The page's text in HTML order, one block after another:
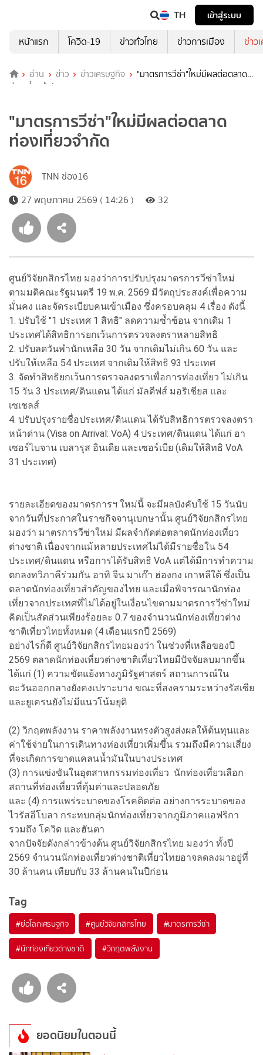
TH
เข้าสู่ระบบ
หน้าแรก
โควิด-19 ข่าวทั่วไทย ข่าวการเมือง ข่าว
อ่าน ข่าว ข่าวเศรษฐกิจ
"มาตรการวีซ่า"ใหม่มีผลต่อตลาด
ท่องเที่ยวจำกัด
"มาตรการวีซ่า"ใหม่มีผลต่อตลาด
ท่องเที่ยวจำกัด
TNN ช่อง16
27 พฤษภาคม 2569 ( 14:26 )
32
ศูนย์วิจัยกสิกรไทย มองว่าการปรับปรุงมาตรการวีซ่าใหม่
ตามมติคณะรัฐมนตรี 19 พ.ค. 2569 มีวัตถุประสงค์เพื่อความ
มั่นคง และจัดระเบียบคนเข้าเมือง ซึ่งครอบคลุม 4 เรื่อง ดังนี้
1. ปรับใช้ "1 ประเทศ 1 สิทธิ" ลดความซ้ำซ้อน จากเดิม 1
ประเทศได้สิทธิการยกเว้นการตรวจลงตราหลายสิทธิ
2. ปรับลดวันพำนักเหลือ 30 วัน จากเดิมไม่เกิน 60 วัน และ
ปรับให้เหลือ 54 ประเทศ จากเดิมให้สิทธิ 93 ประเทศ
3. จัดทำสิทธิยกเว้นการตรวจลงตราเพื่อการท่องเที่ยว ไม่เกิน
15 วัน 3 ประเทศ/ดินแดน ได้แก่ มัลดีฟส์ มอริเชียส และ
เซเชลส์
4. ปรับปรุงรายชื่อประเทศ/ดินแดน ได้รับสิทธิการตรวจลงตรา
หน้าด่าน (Visa on Arrival: VoA) 4 ประเทศ/ดินแดน ได้แก่ อา
เซอร์ไบจาน เบลารุส อินเดีย และเซอร์เบีย (เดิมให้สิทธิ VoA
31 ประเทศ)
รายละเอียดของมาตรการฯ ใหม่นี้ จะมีผลบังคับใช้ 15 วันนับ
จากวันที่ประกาศในราชกิจจานุเบกษานั้น ศูนย์วิจัยกสิกรไทย
มองว่า มาตรการวีซ่าใหม่ มีผลจำกัดต่อตลาดนักท่องเที่ยว
ต่างชาติ เนื่องจากแม้หลายประเทศไม่ได้มีรายชื่อใน 54
ประเทศ/ดินแดน หรือการได้รับสิทธิ VoA แต่ได้มีการทำความ
ตกลงทวิภาคีร่วมกัน อาทิ จีน มาเก๊า ฮ่องกง เกาหลีใต้ ซึ่งเป็น
ตลาดนักท่องเที่ยวสำคัญของไทย และเมื่อพิจารณานักท่อง
เที่ยวจากประเทศที่ไม่ได้อยู่ในเงื่อนไขตามมาตรการวีซ่าใหม่
คิดเป็นสัดส่วนเพียงร้อยละ 0.7 ของจำนวนนักท่องเที่ยวต่าง
ชาติเที่ยวไทยทั้งหมด (4 เดือนแรกปี 2569)
อย่างไรก็ดี ศูนย์วิจัยกสิกรไทยมองว่า ในช่วงที่เหลือของปี
2569 ตลาดนักท่องเที่ยวต่างชาติเที่ยวไทยมีปัจจัยลบมากขึ้น
ได้แก่ (1) ความขัดแย้งทางภูมิรัฐศาสตร์ สถานการณ์ใน
ตะวันออกกลางยังคงเปราะบาง ขณะที่สงครามระหว่างรัสเซีย
และยูเครนยังไม่มีแนวโน้มยุติ
(2) วิกฤตพลังงาน ราคาพลังงานทรงตัวสูงส่งผลให้ต้นทุนและ
ค่าใช้จ่ายในการเดินทางท่องเที่ยวเพิ่มขึ้น รวมถึงมีความเสี่ยง
ที่จะเกิดการขาดแคลนน้ำมันในบางประเทศ
(3) การแข่งขันในอุตสาหกรรมท่องเที่ยว นักท่องเที่ยวเลือก
สถานที่ท่องเที่ยวที่คุ้มค่าและปลอดภัย
และ (4) การแพร่ระบาดของโรคติดต่อ อย่างการระบาดของ
ไวรัสอีโบลา กระทบกลุ่มนักท่องเที่ยวจากภูมิภาคแอฟริกา
รวมถึง โควิด และฮันตา
จากปัจจัยดังกล่าวข้างต้น ศูนย์วิจัยกสิกรไทย มองว่า ทั้งปี
2569 จำนวนนักท่องเที่ยวต่างชาติเที่ยวไทยอาจลดลงมาอยู่ที่
30 ล้านคน เทียบกับ 33 ล้านคนในปีก่อน
Tag
#ย่อโลกเศรษฐกิจ #ศูนย์วิจัยกสิกรไทย #มาตรการวีซ่า
#นักท่องเที่ยวต่างชาติ #วิกฤตพลังงาน
ยอดนิยมในตอนนี้